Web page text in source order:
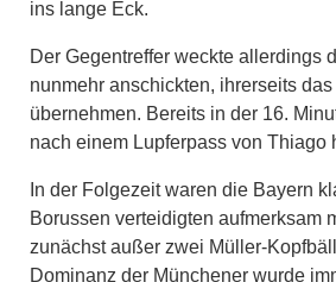
ins lange Eck.
Der Gegentreffer weckte allerdings
nunmehr anschickten, ihrerseits
übernehmen. Bereits in der 16.
nach einem Lupferpass von Thiago
In der Folgezeit waren die Bayern
Borussen verteidigten aufmerksam
zunächst außer zwei Müller-
Dominanz der Münchener wurde